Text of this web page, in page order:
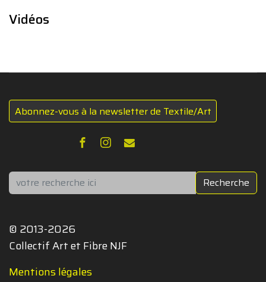
Vidéos
Abonnez-vous à la newsletter de Textile/Art
Rechercher Recherche
© 2013-2026
Collectif Art et Fibre NJF
Mentions légales